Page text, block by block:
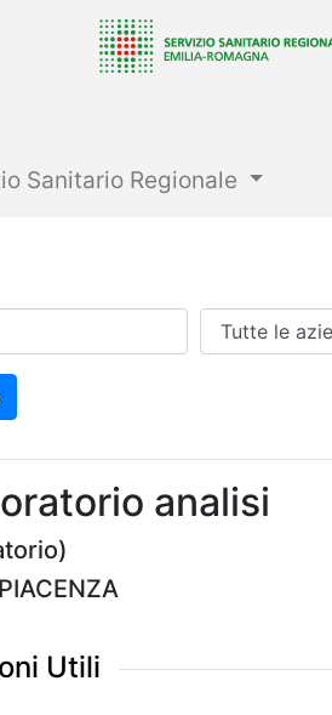
Sanitario Regionale
Azienda
analisi
Utili